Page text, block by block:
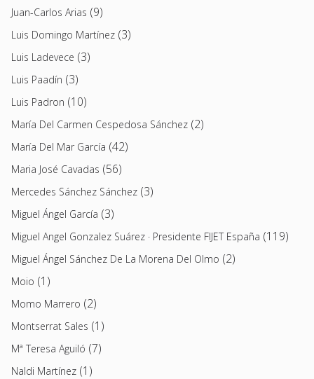
Juan-Carlos Arias (9)
Luis Domingo Martínez (3)
Luis Ladevece (3)
Luis Paadín (3)
Luis Padron (10)
María Del Carmen Cespedosa Sánchez (2)
María Del Mar García (42)
Maria José Cavadas (56)
Mercedes Sánchez Sánchez (3)
Miguel Ángel García (3)
Miguel Angel Gonzalez Suárez · Presidente FIJET España (119)
Miguel Ángel Sánchez De La Morena Del Olmo (2)
Moio (1)
Momo Marrero (2)
Montserrat Sales (1)
Mª Teresa Aguiló (7)
Naldi Martínez (1)